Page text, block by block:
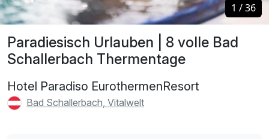
Paradiesisch Urlauben | 8 volle Bad
Schallerbach Thermentage
Hotel Paradiso EurothermenResort
Bad Schallerbach, Vitalwelt
1 /36
1 /36